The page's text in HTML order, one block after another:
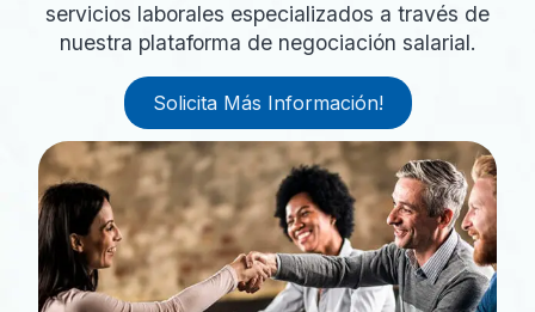
servicios laborales especializados a través de
nuestra plataforma de negociación salarial.
Solicita Más Información!